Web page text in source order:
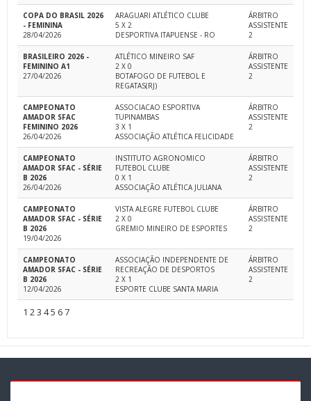
COPA DO BRASIL 2026
- FEMININA
28/04/2026
ARAGUARI ATLÉTICO CLUBE
5 X 2
DESPORTIVA ITAPUENSE - RO
ÁRBITRO
ASSISTENTE
2
BRASILEIRO 2026 -
FEMININO A1
27/04/2026
ATLÉTICO MINEIRO SAF
2 X 0
BOTAFOGO DE FUTEBOL E
REGATAS(RJ)
ÁRBITRO
ASSISTENTE
2
CAMPEONATO
AMADOR SFAC
FEMININO 2026
26/04/2026
ASSOCIACAO ESPORTIVA
TUPINAMBAS
3 X 1
ASSOCIAÇÃO ATLÉTICA FELICIDADE
ÁRBITRO
ASSISTENTE
2
CAMPEONATO
AMADOR SFAC - SÉRIE
B 2026
26/04/2026
INSTITUTO AGRONOMICO
FUTEBOL CLUBE
0 X 1
ASSOCIAÇÃO ATLÉTICA JULIANA
ÁRBITRO
ASSISTENTE
2
CAMPEONATO
AMADOR SFAC - SÉRIE
B 2026
19/04/2026
VISTA ALEGRE FUTEBOL CLUBE
2 X 0
GREMIO MINEIRO DE ESPORTES
ÁRBITRO
ASSISTENTE
2
CAMPEONATO
AMADOR SFAC - SÉRIE
B 2026
12/04/2026
ASSOCIAÇÃO INDEPENDENTE DE
RECREAÇÃO DE DESPORTOS
2 X 1
ESPORTE CLUBE SANTA MARIA
ÁRBITRO
ASSISTENTE
2
1 23 45 67